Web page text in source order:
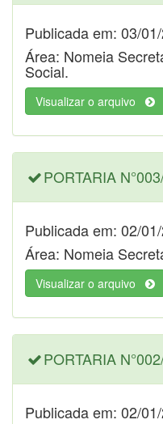
Publicada em: 03/
Área: Nomeia
Social.
Visualizar o arquivo
PORTARIA
Publicada em: 02/
Área: Nomeia
Visualizar o arquivo
PORTARIA
Publicada em: 02/